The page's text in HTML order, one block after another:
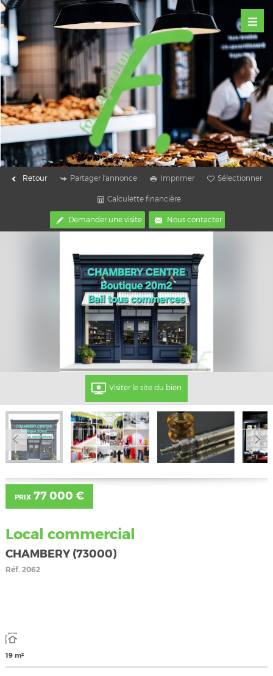
Retour Partager l'annonce Imprimer Sélectionner
Calculette financière
Demander une visite Nous contacter
Visiter le site du bien
PRIX77 000 €
Local commercial
CHAMBERY (73000)
Réf.2062
19 m²